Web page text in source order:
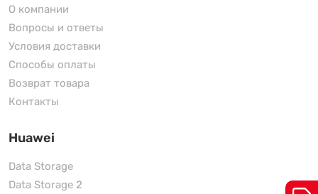
О компании
Вопросы и ответы
Условия доставки
Способы оплаты
Возврат товара
Контакты
Huawei
Data Storage
Data Storage 2